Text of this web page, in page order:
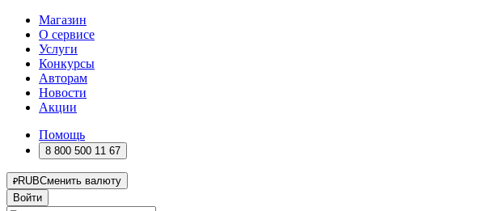
Магазин
О сервисе
Услуги
Конкурсы
Авторам
Новости
Акции
Помощь
8 800 500 11 67
RUBСменить валюту
Войти